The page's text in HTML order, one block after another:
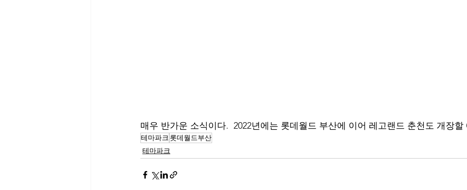
매우 반가운 소식이다.  2022년에는 롯데월드 부산에 이어 레고랜드 춘천도 개장할
테마파크 롯데월드부산
테마파크